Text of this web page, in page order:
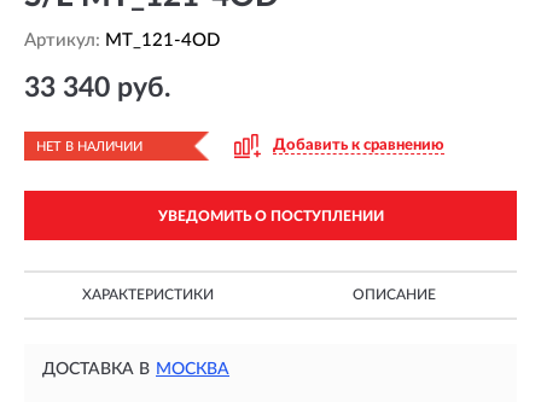
Артикул: MT_121-4OD
33 340 руб.
НЕТ В НАЛИЧИИ Добавить к сравнению
УВЕДОМИТЬ О ПОСТУПЛЕНИИ
ХАРАКТЕРИСТИКИ ОПИСАНИЕ
ДОСТАВКА В МОСКВА